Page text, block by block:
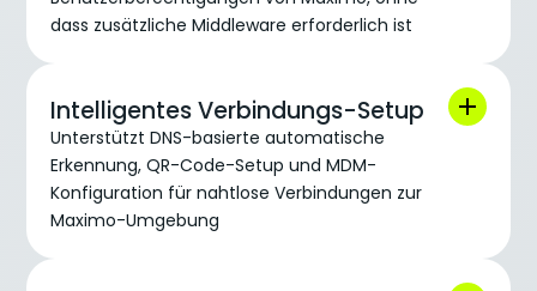
dass zusätzliche Middleware erforderlich ist
Intelligentes Verbindungs-Setup
Unterstützt DNS-basierte automatische
Erkennung, QR-Code-Setup und MDM-
Konfiguration für nahtlose Verbindungen zur
Maximo-Umgebung